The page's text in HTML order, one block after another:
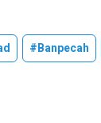
#banpecah